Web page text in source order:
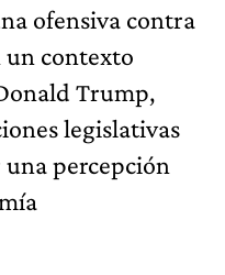
ofensiva contra
un contexto
Trump,
legislativas
percepción